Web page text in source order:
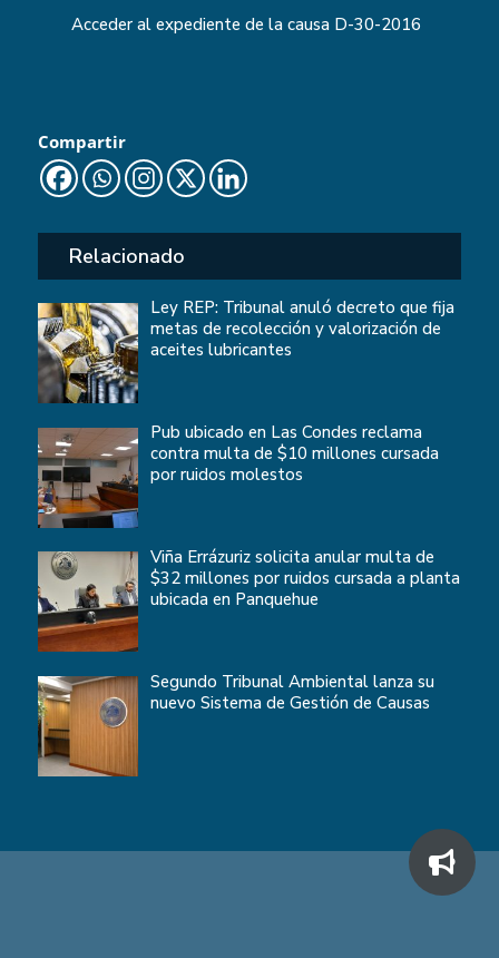
Acceder al expediente de la causa D-30-2016
Compartir
Relacionado
Ley REP: Tribunal anuló decreto que fija
metas de recolección y valorización de
aceites lubricantes
Pub ubicado en Las Condes reclama
contra multa de $10 millones cursada
por ruidos molestos
Viña Errázuriz solicita anular multa de
$32 millones por ruidos cursada a planta
ubicada en Panquehue
Segundo Tribunal Ambiental lanza su
nuevo Sistema de Gestión de Causas